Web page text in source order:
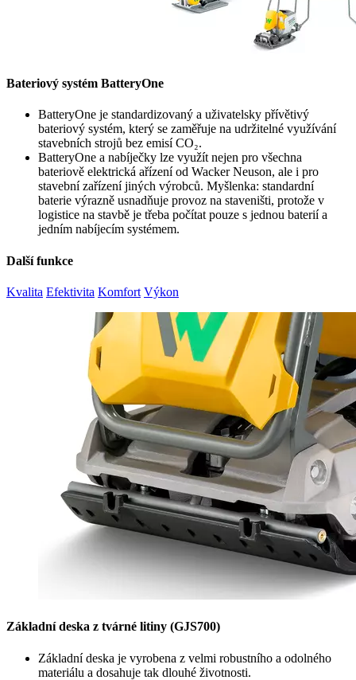
Bateriový systém BatteryOne
BatteryOne je standardizovaný a uživatelsky přívětivý
bateriový systém, který se zaměřuje na udržitelné využívání
stavebních strojů bez emisí CO₂.
BatteryOne a nabíječky lze využít nejen pro všechna
bateriově elektrická ařízení od Wacker Neuson, ale i pro
stavební zařízení jiných výrobců. Myšlenka: standardní
baterie výrazně usnadňuje provoz na staveništi, protože v
logistice na stavbě je třeba počítat pouze s jednou baterií a
jedním nabíjecím systémem.
Další funkce
Kvalita Efektivita Komfort Výkon
Základní deska z tvárné litiny (GJS700)
Základní deska je vyrobena z velmi robustního a odolného
materiálu a dosahuje tak dlouhé životnosti.